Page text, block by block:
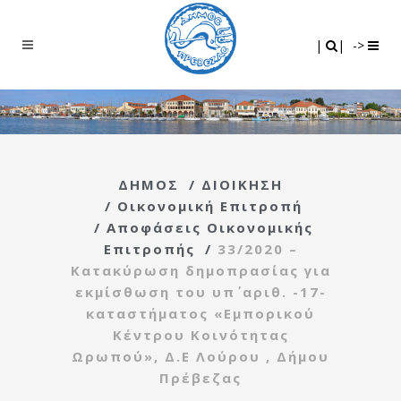
| | ->
ΔΗΜΟΣ / ΔΙΟΙΚΗΣΗ
/ Οικονομική Επιτροπή
/ Αποφάσεις Οικονομικής
Επιτροπής
/ 33/2020 –
Κατακύρωση δημοπρασίας για
εκμίσθωση του υπ΄ αριθ. -17-
καταστήματος «Εμπορικού
Κέντρου Κοινότητας
Ωρωπού», Δ.Ε Λούρου , Δήμου
Πρέβεζας